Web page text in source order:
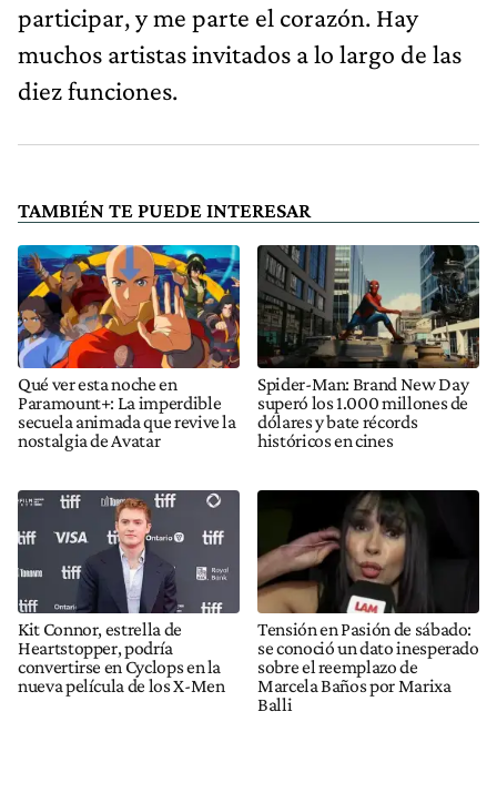
participar, y me parte el corazón. Hay
muchos artistas invitados a lo largo de las
diez funciones.
TAMBIÉN TE PUEDE INTERESAR
Qué ver esta noche en
Paramount+: La imperdible
secuela animada que revive la
nostalgia de Avatar
Spider-Man: Brand New Day
superó los 1.000 millones de
dólares y bate récords
históricos en cines
Kit Connor, estrella de
Heartstopper, podría
convertirse en Cyclops en la
nueva película de los X-Men
Tensión en Pasión de sábado:
se conoció un dato inesperado
sobre el reemplazo de
Marcela Baños por Marixa
Balli